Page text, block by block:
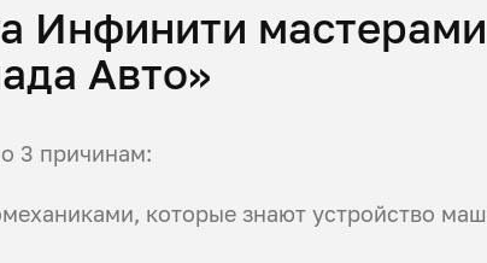
Инфинити мастерами
Авто»
3 причинам:
которые знают устройство